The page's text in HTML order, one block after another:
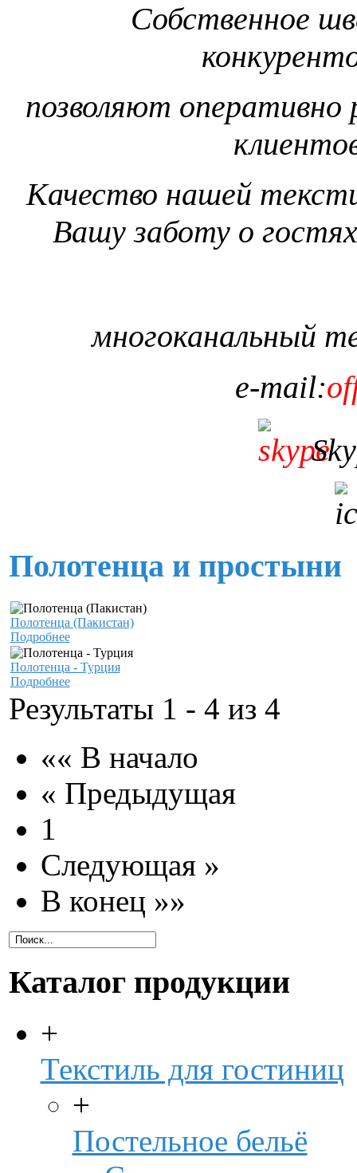
Собственное
позволяют оперативно
Качество нашей
Вашу заботу о
многоканальный
e-mail:
Полотенца и простыни
Полотенца (Пакистан)
Подробнее
Полотенца - Турция
Подробнее
Результаты 1 - 4 из 4
«« В начало
« Предыдущая
1
Следующая »
В конец »»
Каталог продукции
+
Текстиль для гостиниц
+
Постельное бельё